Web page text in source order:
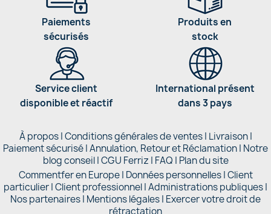
Paiements
sécurisés
Produits en
stock
Service client
disponible et réactif
International présent
dans 3 pays
À propos|Conditions générales de ventes| Livraison|
Paiement sécurisé|Annulation, Retour et Réclamation| Notre
blog conseil|CGU Ferriz | FAQ | Plan du site
Commentfer en Europe| Données personnelles|Client
particulier|Client professionnel|Administrations publiques|
Nos partenaires | Mentions légales| Exercer votre droit de
rétractation